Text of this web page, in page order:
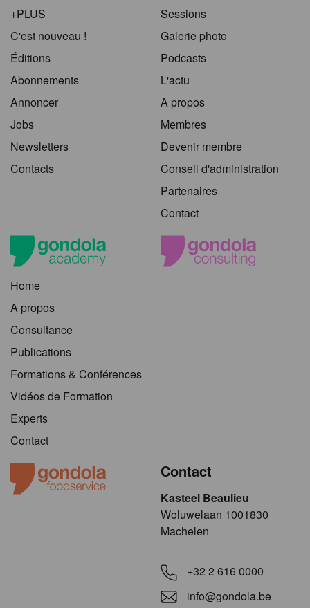
+PLUS
C'est nouveau !
Éditions
Abonnements
Annoncer
Jobs
Newsletters
Contacts
Sessions
Galerie photo
Podcasts
L'actu
A propos
Membres
Devenir membre
Conseil d'administration
Partenaires
Contact
Home
A propos
Consultance
Publications
Formations & Conférences
Vidéos de Formation
Experts
Contact
Contact
Kasteel Beaulieu
​​​Woluwelaan 1001830
Machelen
+32 2 616 0000
info@gondola.be